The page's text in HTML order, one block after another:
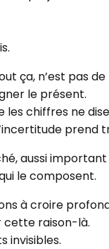
ça, n’est pas de
le présent.
les chiffres ne
prend
aussi
le composent.
à croire
cette raison-là.
invisibles.